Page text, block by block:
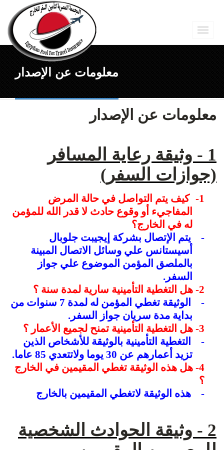
معلومات عن الإصدار
معلومات عن الإصدار
1 - وثيقة رعاية المسافر
(جوازات السفر)
1-
كيف يتم التواصل في حالة المرض
المفاجيء أو وقوع حادث لا قدر الله للمؤمن
له في الخارج؟
-
يتم الإتصال بشركة إيجيبت جلوبال
أسيستانس علي وسائل الاتصال المبينة
بالملصق المؤمن الموضوع علي جواز
السفر.
2- هل التغطية التأمينية سارية لمدة سنة ؟
-
الوثيقة تغطي المؤمن له لمدة 7 سنوات من
بداية مدة سريان جواز السفر.
3- هل التغطية التأمينية تمنح لجميع الأعمار ؟
-
التغطية التأمينية بالوثيقة للأشخاص الذين
تزيد أعمارهم عن 30 يوما ولاتتعدي 85 عاما.
4- هل هذه الوثيقة تغطي المقيمين في الخارج
؟
-
هذه الوثيقة لاتغطي المقيمين بالخارج
2 - وثيقة الحوادث الشخصية